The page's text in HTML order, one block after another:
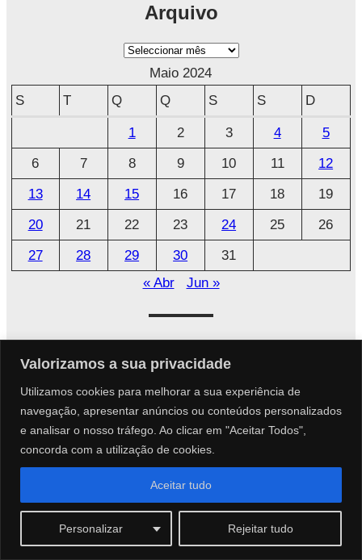
Valorizamos a sua privacidade
Utilizamos cookies para melhorar a sua experiência de
navegação, apresentar anúncios ou conteúdos personalizados
e analisar o nosso tráfego. Ao clicar em "Aceitar Todos",
concorda com a utilização de cookies.
Personalizar Rejeitar tudo
Aceitar tudo
Arquivo
A
v
o
Maio 2024
S
T Q Q S S D
1 2 3 4
5
6
7 8 9 10 11
12
13
14 15 16 17 18
19
20
21 22 23 24 25
26
27
28 29 30
31
« Abr
Jun »
Parceiros
Parcerias Especiais
Páginas